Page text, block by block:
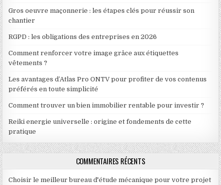
Gros oeuvre maçonnerie : les étapes clés pour réussir son
chantier
RGPD : les obligations des entreprises en 2026
Comment renforcer votre image grâce aux étiquettes
vêtements ?
Les avantages d’Atlas Pro ONTV pour profiter de vos contenus
préférés en toute simplicité
Comment trouver un bien immobilier rentable pour investir ?
Reiki energie universelle : origine et fondements de cette
pratique
COMMENTAIRES RÉCENTS
Choisir le meilleur bureau d'étude mécanique pour votre projet